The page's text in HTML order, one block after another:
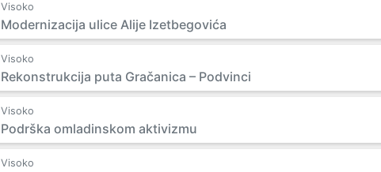
Visoko
Modernizacija ulice Alije Izetbegovića
Visoko
Rekonstrukcija puta Gračanica – Podvinci
Visoko
Podrška omladinskom aktivizmu
Visoko